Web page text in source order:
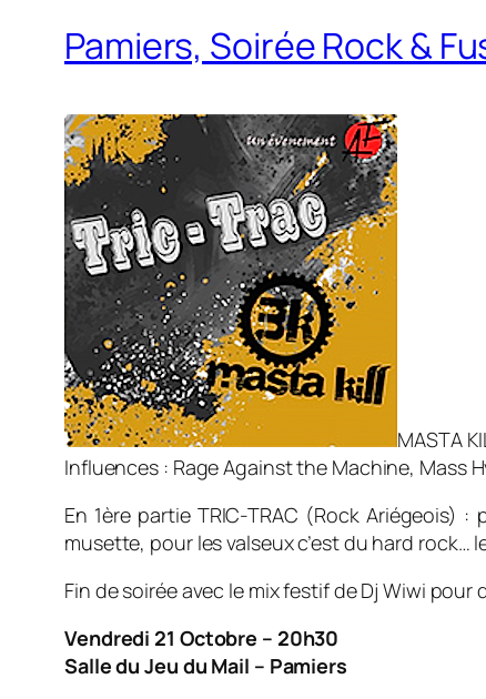
Pamiers, Soirée Rock &
MASTA
Influences : Rage Against the Machine, Mass
En 1ère partie TRIC-TRAC (Rock Ariégeois)
musette, pour les valseux c’est du hard rock…
Fin de soirée avec le mix festif de Dj Wiwi pour
Vendredi 21 Octobre – 20h30
Salle du Jeu du Mail – Pamiers